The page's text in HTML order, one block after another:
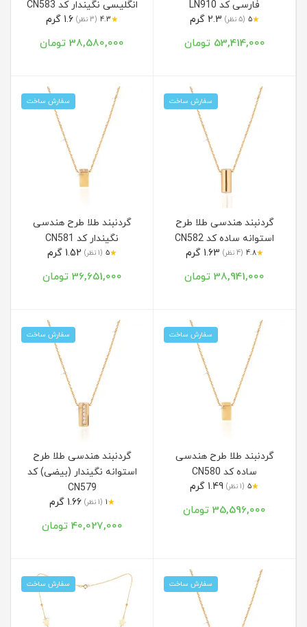
فارسی کد LN910
★
5 (5 نظر)
53,414,000 تومان
انگلیسی نگیندار کد CN583
★
4.3 (3 نظر) 1.6 گرم
38,580,000 تومان
سفارش ساخت
گردنبند هندسی طلا طرح
استوانه ساده کد CN582
★
4.8 (4 نظر)
38,941,000 تومان
سفارش ساخت
گردنبند طلا طرح هندسی
نگیندار کد CN581
★
5 (1 نظر)
36,651,000 تومان
سفارش ساخت
گردنبند طلا طرح هندسی
ساده کد CN580
★
5 (1 نظر)
35,596,000 تومان
سفارش ساخت
گردنبند هندسی طلا طرح
استوانه نگیندار (بیضی) کد
CN579
★
1 (1 نظر) 1.66 گرم
40,027,000 تومان
سفارش ساخت سفارش ساخت